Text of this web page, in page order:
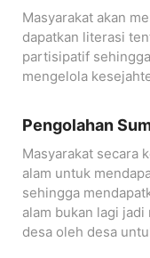
Masyarakat akan
dapatkan literasi
partisipatif
mengelola
Pengolahan
Masyarakat secara
alam untuk
sehingga
alam bukan lagi
desa oleh desa